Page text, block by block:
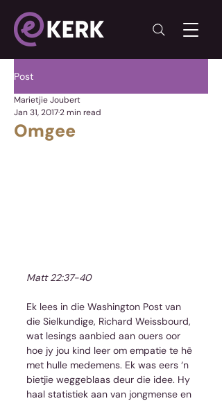
Post
Omgee
Marietjie Joubert
Jan 31, 20172 min read
Matt 22:37-40
Ek lees in die Washington Post van
die Sielkundige, Richard Weissbourd,
wat lesings aanbied aan ouers oor
hoe jy jou kind leer om empatie te hê
met hulle medemens. Ek was eers ‘n
bietjie weggeblaas deur die idee. Hy
haal statistiek aan van jongmense en